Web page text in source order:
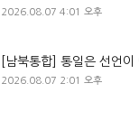
2026.08.07 4:01 오후
[남북통합] 통일은 선언
2026.08.07 2:01 오후